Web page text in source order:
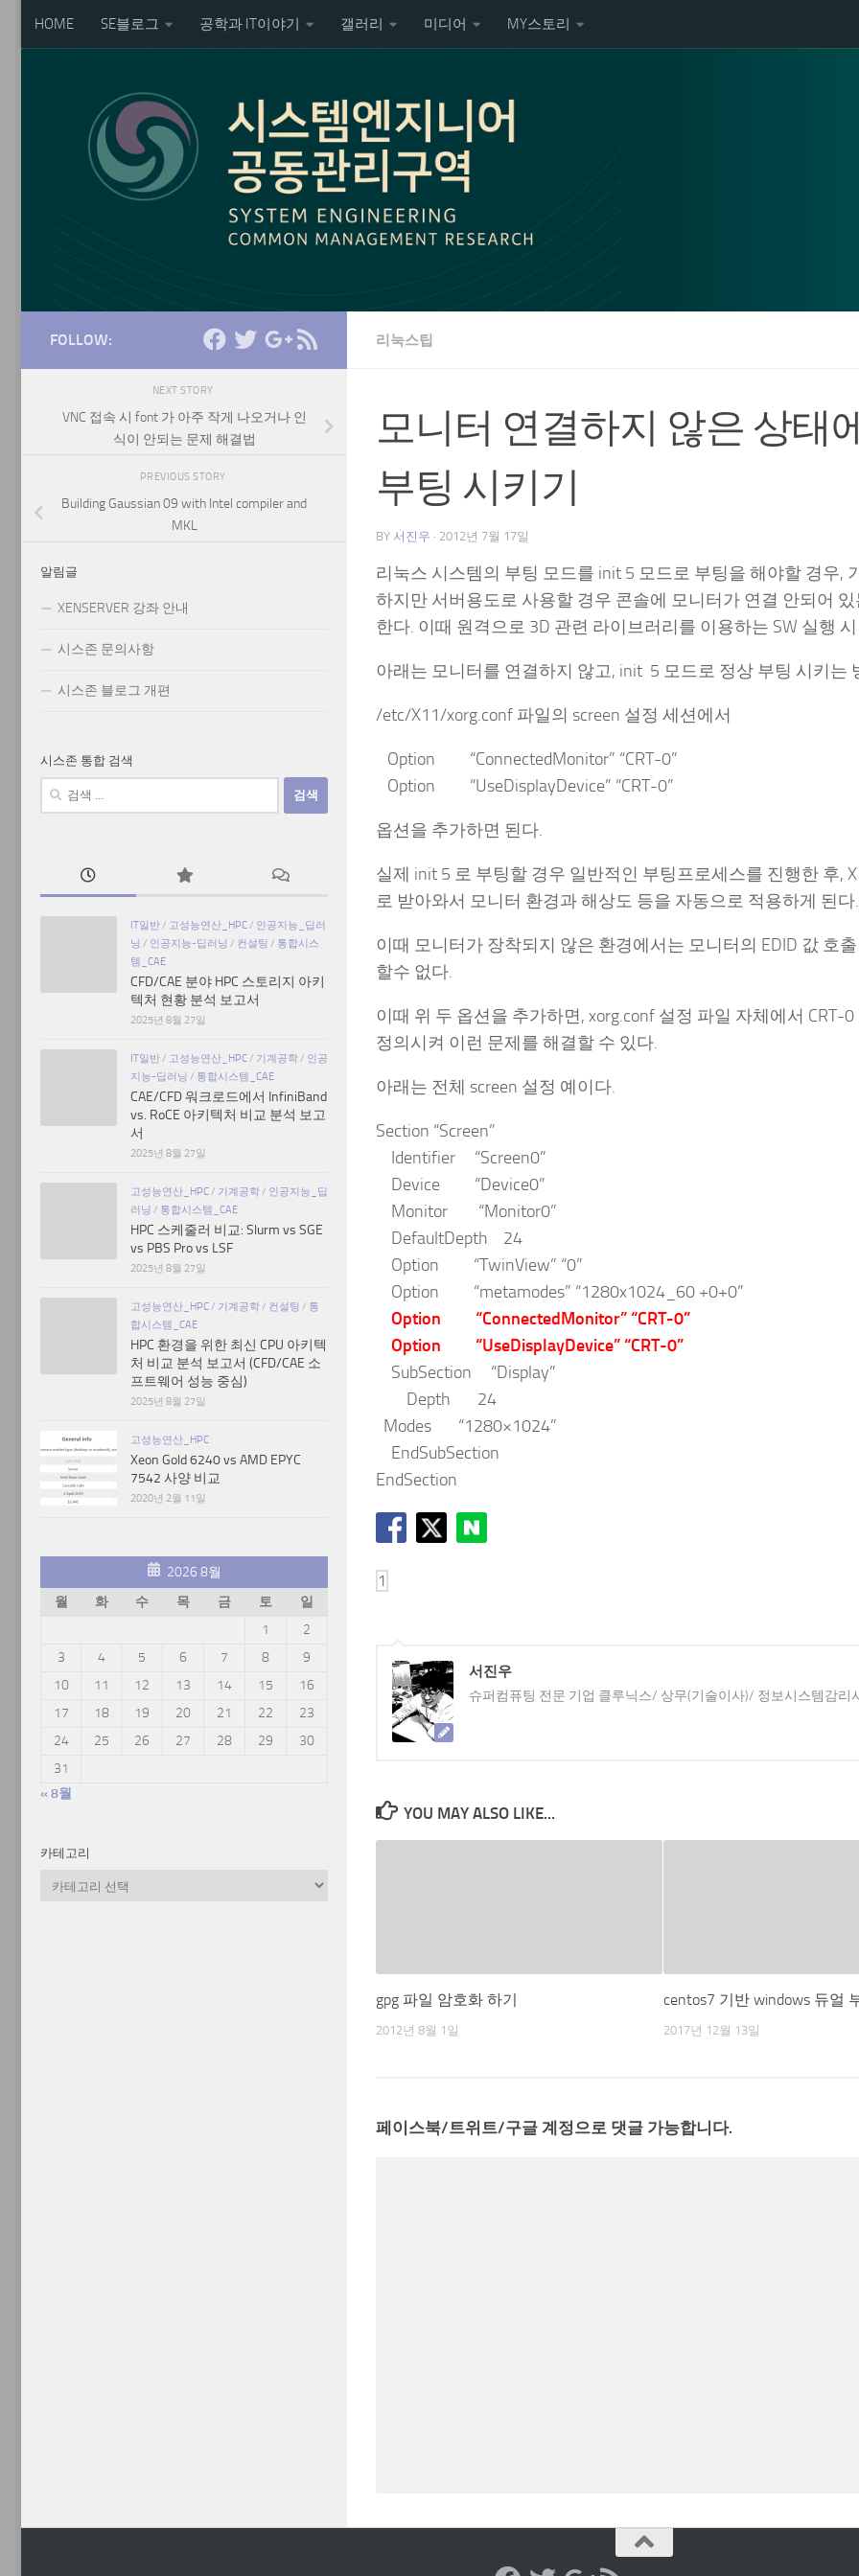
Skip to content
HOME SE블로그 공학과 IT이야기 갤러리 미디어 MY스토리
리눅스팁
모니터 연결하지 않은 상태
부팅 시키기
BY 서진우 · 2012년 7월 17일
리눅스 시스템의 부팅 모드를 init 5 모드로 부팅을 해야할 경우,
하지만 서버용도로 사용할 경우 콘솔에 모니터가 연결 안되어 있
한다. 이때 원격으로 3D 관련 라이브러리를 이용하는 SW 실행
아래는 모니터를 연결하지 않고, init 5 모드로 정상 부팅 시키는
/etc/X11/xorg.conf 파일의 screen 설정 세션에서
Option “ConnectedMonitor” “CRT-0”
Option “UseDisplayDevice” “CRT-0”
옵션을 추가하면 된다.
실제 init 5 로 부팅할 경우 일반적인 부팅프로세스를 진행한 후,
로 받아와서 모니터 환경과 해상도 등을 자동으로 적용하게 된다.
이때 모니터가 장착되지 않은 환경에서는 모니터의 EDID 값 호
할수 없다.
이때 위 두 옵션을 추가하면, xorg.conf 설정 파일 자체에서 CRT-
정의시켜 이런 문제를 해결할 수 있다.
아래는 전체 screen 설정 예이다.
Section “Screen”
Identifier “Screen0”
Device “Device0”
Monitor “Monitor0”
DefaultDepth 24
Option “TwinView” “0”
Option “metamodes” “1280x1024_60 +0+0”
Option “ConnectedMonitor” “CRT-0”
Option “UseDisplayDevice” “CRT-0”
SubSection “Display”
Depth 24
Modes “1280×1024”
EndSubSection
EndSection
서진우
슈퍼컴퓨팅 전문 기업 클루닉스/ 상무(기술이사)/ 정보시스템감리
YOU MAY ALSO LIKE...
gpg 파일 암호화 하기
2012년 8월 1일
centos7 기반 windows 듀얼
2017년 12월 13일
페이스북/트위트/구글 계정으로 댓글 가능합니다.
FOLLOW:
NEXT STORY
VNC 접속 시 font 가 아주 작게 나오거나 인
식이 안되는 문제 해결법
PREVIOUS STORY
Building Gaussian 09 with Intel compiler and
MKL
알림글
XENSERVER 강좌 안내
시스존 문의사항
시스존 블로그 개편
시스존 통합 검색
검
IT일반 / 고성능연산_HPC / 인공지능_딥러
닝 / 인공지능-딥러닝 / 컨설팅 / 통합시스
템_CAE
CFD/CAE 분야 HPC 스토리지 아키
텍처 현황 분석 보고서
2025년 8월 27일
IT일반 / 고성능연산_HPC / 기계공학 / 인공
지능-딥러닝 / 통합시스템_CAE
CAE/CFD 워크로드에서 InfiniBand
vs. RoCE 아키텍처 비교 분석 보고
서
2025년 8월 27일
고성능연산_HPC / 기계공학 / 인공지능_딥
러닝 / 통합시스템_CAE
HPC 스케줄러 비교: Slurm vs SGE
vs PBS Pro vs LSF
2025년 8월 27일
고성능연산_HPC / 기계공학 / 컨설팅 / 통
합시스템_CAE
HPC 환경을 위한 최신 CPU 아키텍
처 비교 분석 보고서 (CFD/CAE 소
프트웨어 성능 중심)
2025년 8월 27일
고성능연산_HPC
Xeon Gold 6240 vs AMD EPYC
7542 사양 비교
2020년 2월 11일
2026 8월
월
화 수 목 금 토
일
1
2
3
4 5 6 7 8
9
10
11 12 13 14 15
16
17
18 19 20 21 22
23
24
25 26 27 28 29
30
31
« 8월
카테고리